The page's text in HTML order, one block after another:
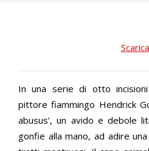
In una serie di otto
pittore fiammingo Hendrick
abusus’, un avido e debole
gonfie alla mano, ad adire